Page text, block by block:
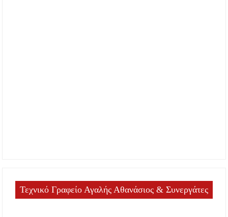
Τεχνικό Γραφείο Αγαλής Αθανάσιος & Συνεργάτες